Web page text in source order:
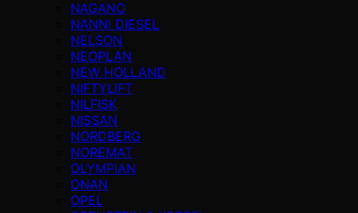
NAGANO
NANNI DIESEL
NELSON
NEOPLAN
NEW HOLLAND
NIFTYLIFT
NILFISK
NISSAN
NORDBERG
NOREMAT
OLYMPIAN
ONAN
OPEL